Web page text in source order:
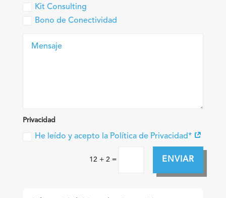
Kit Consulting
Bono de Conectividad
Privacidad
He leído y acepto la Política de Privacidad*
12 + 2 = ENVIAR